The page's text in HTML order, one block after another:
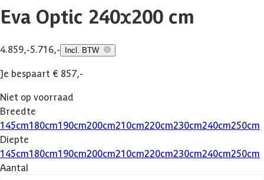
Eva Optic 240x200 cm
4.859,-5.716,- Incl. BTW
Je bespaart € 857,-
Niet op voorraad
Breedte
145cm180cm190cm200cm210cm220cm230cm240cm250cm
Diepte
145cm180cm190cm200cm210cm220cm230cm240cm250cm
Aantal